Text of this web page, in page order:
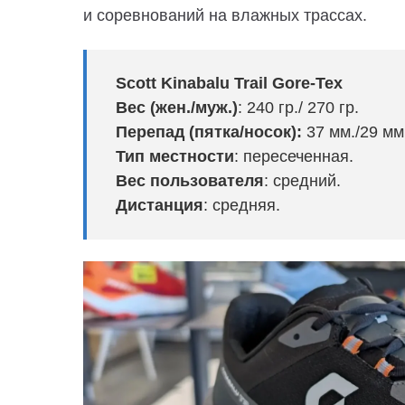
и соревнований на влажных трассах.
Scott Kinabalu Trail Gore-Tex
Вес (жен./муж.): 240 гр./ 270 гр.
Перепад (пятка/носок): 37 мм./29
Тип местности: пересеченная.
Вес пользователя: средний.
Дистанция: средняя.